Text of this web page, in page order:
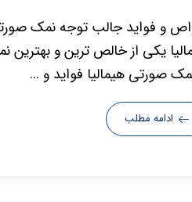
و فواید جالب توجه نمک
یکی از خالص ترین و
صورتی هیمالیا فواید و ...
ادامه مطلب